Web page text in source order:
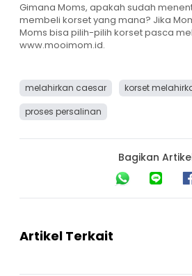
Gimana Moms, apakah sudah
membeli korset yang mana? Jika
Moms bisa pilih-pilih korset pasca
www.mooimom.id.
melahirkan caesar korset
proses persalinan
Bagikan
Artikel Terkait